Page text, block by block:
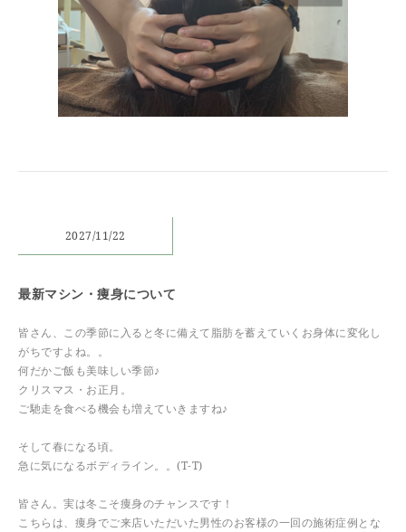
2027/11/22
最新マシン・痩身について
皆さん、この季節に入ると冬に備えて脂肪を蓄えていくお身体に変化し
がちですよね。。
何だかご飯も美味しい季節♪
クリスマス・お正月。
ご馳走を食べる機会も増えていきますね♪
そして春になる頃。
急に気になるボディライン。。(T-T)
皆さん。実は冬こそ痩身のチャンスです！
こちらは、痩身でご来店いただいた男性のお客様の一回の施術症例とな